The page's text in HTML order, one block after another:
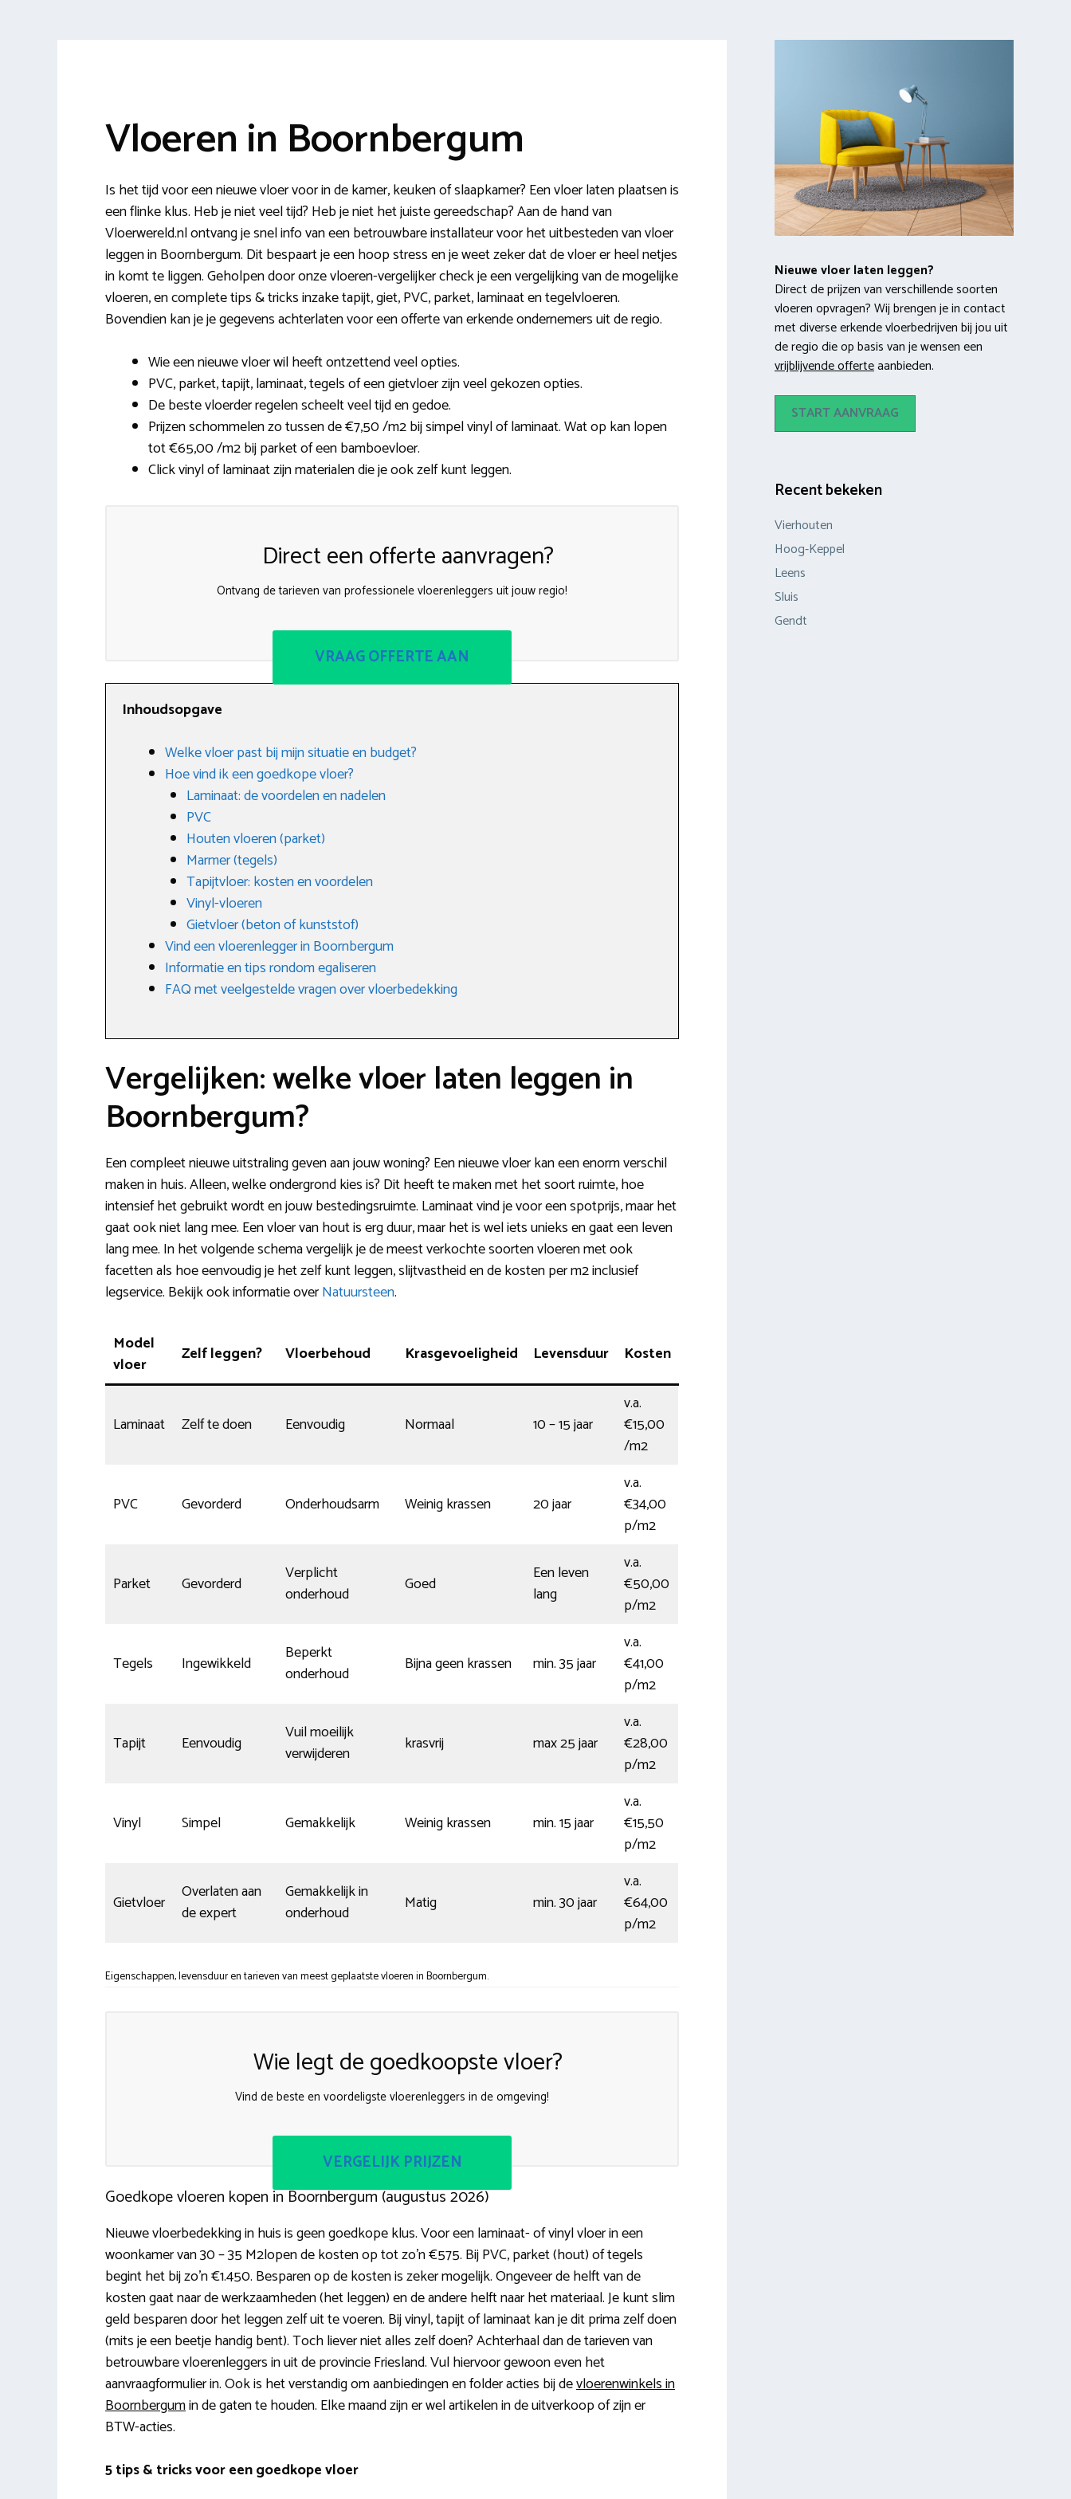
Vloeren in Boornbergum
Is het tijd voor een nieuwe vloer voor in de kamer, keuken of slaapkamer? Een vloer laten plaatsen is
een flinke klus. Heb je niet veel tijd? Heb je niet het juiste gereedschap? Aan de hand van
Vloerwereld.nl ontvang je snel info van een betrouwbare installateur voor het uitbesteden van vloer
leggen in Boornbergum. Dit bespaart je een hoop stress en je weet zeker dat de vloer er heel netjes
in komt te liggen. Geholpen door onze vloeren-vergelijker check je een vergelijking van de mogelijke
vloeren, en complete tips & tricks inzake tapijt, giet, PVC, parket, laminaat en tegelvloeren.
Bovendien kan je je gegevens achterlaten voor een offerte van erkende ondernemers uit de regio.
Wie een nieuwe vloer wil heeft ontzettend veel opties.
PVC, parket, tapijt, laminaat, tegels of een gietvloer zijn veel gekozen opties.
De beste vloerder regelen scheelt veel tijd en gedoe.
Prijzen schommelen zo tussen de €7,50 /m2 bij simpel vinyl of laminaat. Wat op kan lopen
tot €65,00 /m2 bij parket of een bamboevloer.
Click vinyl of laminaat zijn materialen die je ook zelf kunt leggen.
Direct een offerte aanvragen?
Ontvang de tarieven van professionele vloerenleggers uit jouw regio!
VRAAG OFFERTE AAN
Inhoudsopgave
Welke vloer past bij mijn situatie en budget?
Hoe vind ik een goedkope vloer?
Laminaat: de voordelen en nadelen
PVC
Houten vloeren (parket)
Marmer (tegels)
Tapijtvloer: kosten en voordelen
Vinyl-vloeren
Gietvloer (beton of kunststof)
Vind een vloerenlegger in Boornbergum
Informatie en tips rondom egaliseren
FAQ met veelgestelde vragen over vloerbedekking
Vergelijken: welke vloer laten leggen in
Boornbergum?
Een compleet nieuwe uitstraling geven aan jouw woning? Een nieuwe vloer kan een enorm verschil
maken in huis. Alleen, welke ondergrond kies is? Dit heeft te maken met het soort ruimte, hoe
intensief het gebruikt wordt en jouw bestedingsruimte. Laminaat vind je voor een spotprijs, maar het
gaat ook niet lang mee. Een vloer van hout is erg duur, maar het is wel iets unieks en gaat een leven
lang mee. In het volgende schema vergelijk je de meest verkochte soorten vloeren met ook
facetten als hoe eenvoudig je het zelf kunt leggen, slijtvastheid en de kosten per m2 inclusief
legservice. Bekijk ook informatie overNatuursteen.
Model
vloer
Zelf leggen? Vloerbehoud Krasgevoeligheid Levensduur Kosten
Laminaat Zelf te doen Eenvoudig Normaal 10 – 15 jaar
v.a.
€15,00
/m2
PVC Gevorderd Onderhoudsarm Weinig krassen 20 jaar
v.a.
€34,00
p/m2
Parket Gevorderd
Verplicht
onderhoud
Goed
Een leven
lang
v.a.
€50,00
p/m2
Tegels Ingewikkeld
Beperkt
onderhoud
Bijna geen krassen min. 35 jaar
v.a.
€41,00
p/m2
Tapijt Eenvoudig
Vuil moeilijk
verwijderen
krasvrij max 25 jaar
v.a.
€28,00
p/m2
Vinyl Simpel Gemakkelijk Weinig krassen min. 15 jaar
v.a.
€15,50
p/m2
Gietvloer
Overlaten aan
de expert
Gemakkelijk in
onderhoud
Matig min. 30 jaar
v.a.
€64,00
p/m2
Eigenschappen, levensduur en tarieven van meest geplaatste vloeren in Boornbergum.
Wie legt de goedkoopste vloer?
Vind de beste en voordeligste vloerenleggers in de omgeving!
VERGELIJK PRIJZEN
Goedkope vloeren kopen in Boornbergum (augustus 2026)
Nieuwe vloerbedekking in huis is geen goedkope klus. Voor een laminaat- of vinyl vloer in een
woonkamer van 30 – 35 M2lopen de kosten op tot zo’n €575. Bij PVC, parket (hout) of tegels
begint het bij zo’n €1.450. Besparen op de kosten is zeker mogelijk. Ongeveer de helft van de
kosten gaat naar de werkzaamheden (het leggen) en de andere helft naar het materiaal. Je kunt slim
geld besparen door het leggen zelf uit te voeren. Bij vinyl, tapijt of laminaat kan je dit prima zelf doen
(mits je een beetje handig bent). Toch liever niet alles zelf doen? Achterhaal dan de tarieven van
betrouwbare vloerenleggers in uit de provincie Friesland. Vul hiervoor gewoon even het
aanvraagformulier in. Ook is het verstandig om aanbiedingen en folder acties bij devloerenwinkels in
Boornbergumin de gaten te houden. Elke maand zijn er wel artikelen in de uitverkoop of zijn er
BTW-acties.
5 tips & tricks voor een goedkope vloer
Nieuwe vloer laten leggen?
Direct de prijzen van verschillende soorten
vloeren opvragen? Wij brengen je in contact
met diverse erkende vloerbedrijven bij jou uit
de regio die op basis van je wensen een
vrijblijvende offerteaanbieden.
START AANVRAAG
Recent bekeken
Vierhouten
Hoog-Keppel
Leens
Sluis
Gendt